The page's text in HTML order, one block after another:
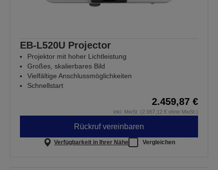
EB-L520U Projector
Projektor mit hoher Lichtleistung
Großes, skalierbares Bild
Vielfältige Anschlussmöglichkeiten
Schnellstart
2.459,87 €
inkl. MwSt. (2.067,12 € ohne MwSt.)
Rückruf vereinbaren
Verfügbarkeit in Ihrer Nähe Vergleichen